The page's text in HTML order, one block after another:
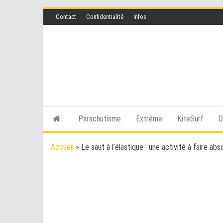
Skip
to
Contact Confidentialité Infos
Parachutisme Extrême KiteSurf
Accueil » Le saut à l’élastique : une activité à faire